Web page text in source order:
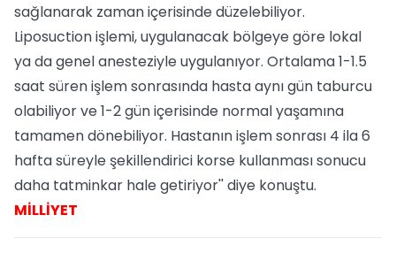
sağlanarak zaman içerisinde düzelebiliyor.
Liposuction işlemi, uygulanacak bölgeye göre lokal
ya da genel anesteziyle uygulanıyor. Ortalama 1-1.5
saat süren işlem sonrasında hasta aynı gün taburcu
olabiliyor ve 1-2 gün içerisinde normal yaşamına
tamamen dönebiliyor. Hastanın işlem sonrası 4 ila 6
hafta süreyle şekillendirici korse kullanması sonucu
daha tatminkar hale getiriyor'' diye konuştu.
MİLLİYET